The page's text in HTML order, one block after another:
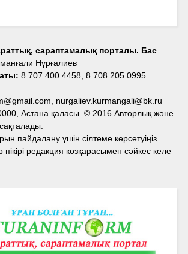
сараптамалық порталы. Бас
Нұрғалиев
8 707 400 4458, 8 708 205 0995
nurgaliev.kurmangali@bk.ru
Астана қаласы. © 2016 Авторлық және
пайдалану үшін сілтеме көрсетуіңіз
пікірі редакция көзқарасымен сәйкес келе